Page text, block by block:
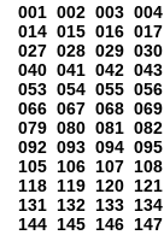
001 002 003 004
014 015 016 017
027 028 029 030
040 041 042 043
053 054 055 056
066 067 068 069
079 080 081 082
092 093 094 095
105 106 107 108
118 119 120 121
131 132 133 134
144 145 146 147